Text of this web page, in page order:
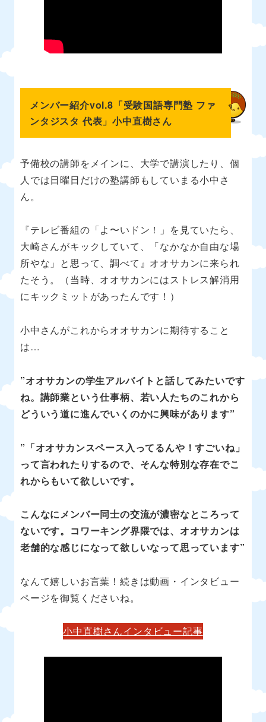
メンバー紹介vol.8「受験国語専門塾 ファ
ンタジスタ 代表」小中直樹さん
予備校の講師をメインに、大学で講演したり、個
人では日曜日だけの塾講師もしていまる小中さ
ん。
『テレビ番組の「よ〜いドン！」を見ていたら、
大崎さんがキックしていて、「なかなか自由な場
所やな」と思って、調べて』オオサカンに来られ
たそう。（当時、オオサカンにはストレス解消用
にキックミットがあったんです！）
小中さんがこれからオオサカンに期待すること
は…
”オオサカンの学生アルバイトと話してみたいです
ね。講師業という仕事柄、若い人たちのこれから
どういう道に進んでいくのかに興味があります”
”「オオサカンスペース入ってるんや！すごいね」
って言われたりするので、そんな特別な存在でこ
れからもいて欲しいです。
こんなにメンバー同士の交流が濃密なところって
ないです。コワーキング界隈では、オオサカンは
老舗的な感じになって欲しいなって思っています”
なんて嬉しいお言葉！続きは動画・インタビュー
ページを御覧くださいね。
小中直樹さんインタビュー記事